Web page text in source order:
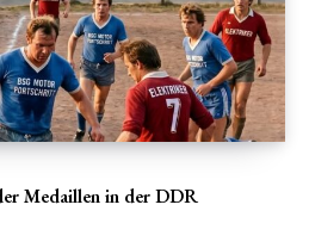
Medaillen in der DDR